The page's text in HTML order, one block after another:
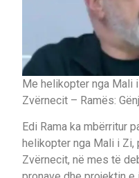
Me helikopter nga Mali
Zvërnecit – Ramës:
Edi Rama ka mbërritur
helikopter nga Mali i Zi,
Zvërnecit, në mes të